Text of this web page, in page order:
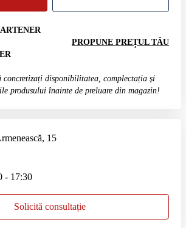
PROPUNE PREȚUL TĂU
concretizați disponibilitatea, complectația și
produsului înainte de preluare din magazin!
15
- 17:30
Solicită consultație